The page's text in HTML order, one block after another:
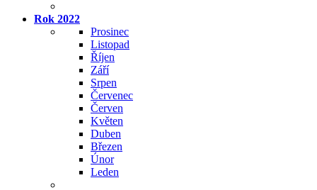
Rok 2022
Prosinec
Listopad
Říjen
Září
Srpen
Červenec
Červen
Květen
Duben
Březen
Únor
Leden